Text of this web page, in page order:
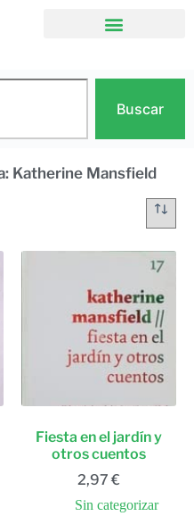
Buscar
Katherine Mansfield
Fiesta en el jardín y
otros cuentos
2,97 €
Sin categorizar